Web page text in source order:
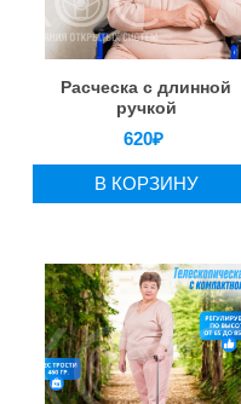
Расческа с длинной
ручкой
620₽
В КОРЗИНУ